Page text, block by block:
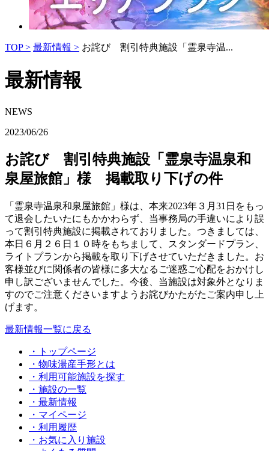
TOP > 最新情報 > お詫び 割引特典施設「霊泉寺温...
最新情報
NEWS
2023/06/26
お詫び 割引特典施設「霊泉寺温泉和
泉屋旅館」様 掲載取り下げの件
「霊泉寺温泉和泉屋旅館」様は、本来2023年３月31日をもっ
て退会したいたにもかかわらず、当事務局の手違いにより誤
って割引特典施設に掲載されておりました。つきましては、
本日６月２６日１０時をもちまして、スタンダードプラン、
ライトプランから掲載を取り下げさせていただきました。お
客様並びに関係者の皆様に多大なるご迷惑ご心配をおかけし
申し訳ございませんでした。今後、当施設は対象外となりま
すのでご注意くださいますようお詫びかたがたご案内申し上
げます。
最新情報一覧に戻る
・トップページ
・物味湯産手形とは
・利用可能施設を探す
・施設の一覧
・最新情報
・マイページ
・利用履歴
・お気に入り施設